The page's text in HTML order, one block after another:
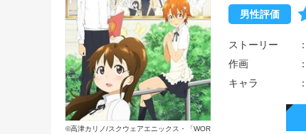
©高津カリノ/スクウェアエニックス・「WOR
男性評価
ストーリー
作画
キャラ